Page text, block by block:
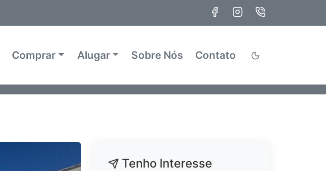
Comprar Alugar Sobre Nós Contato
Tenho Interesse